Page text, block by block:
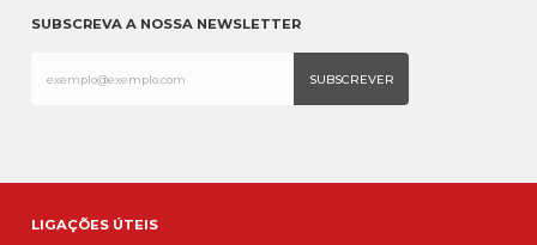
SUBSCREVA A NOSSA NEWSLETTER
LIGAÇÕES ÚTEIS